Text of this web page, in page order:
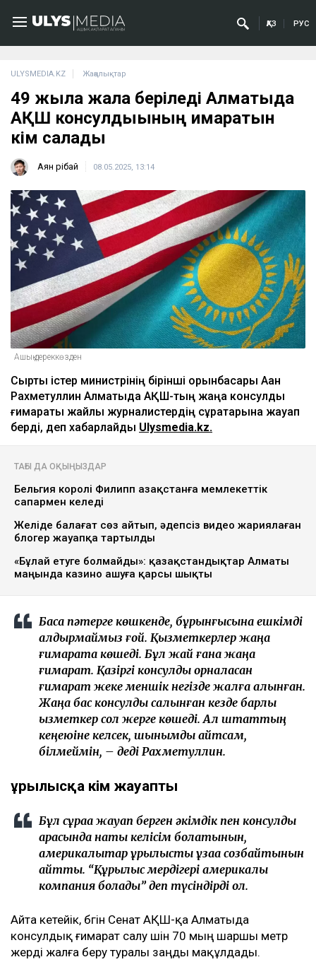
ҚАЗ РУС
ULYSMEDIA.KZ Жаңалықтар
49 жылға жалға беріледі Алматыда
АҚШ консулдығының ғимаратын
кім салады
Аян Өрібай 08.05.2025, 13:14
Ашық дереккөзден
Сыртқы істер министрінің бірінші орынбасары Ақан
Рахметуллин Алматыда АҚШ-тың жаңа консулдық
ғимараты жайлы журналистердің сұрақтарына жауап
берді, деп хабарлайды Ulysmedia.kz.
ТАҒЫ ДА ОҚЫҢЫЗДАР
Бельгия королі Филипп Қазақстанға мемлекеттік
сапармен келеді
Желіде балағат сөз айтып, әдепсіз видео жариялаған
блогер жауапқа тартылды
«Бұлай етуге болмайды»: қазақстандықтар Алматы
маңында казино ашуға қарсы шықты
Басқа пәтерге көшкенде, бұрынғысына ешкімді
қалдырмаймыз ғой. Қызметкерлер жаңа
ғимаратқа көшеді. Бұл жай ғана жаңа
ғимарат. Қазіргі консулдық орналасқан
ғимарат жеке меншік негізде жалға алынған.
Жаңа бас консулдық салынған кезде барлық
қызметкер сол жерге көшеді. Ал штаттың
кеңеюіне келсек, шынымды айтсам,
білмеймін, – деді Рахметуллин.
Құрылысқа кім жауапты
Бұл сұраққа жауап берген әкімдік пен консулдық
арасында нақты келісім болатынын,
америкалықтар құрылысты ұзаққа созбайтынын
айтты. “Құрылыс мердігері америкалық
компания болады” деп түсіндірді ол.
Айта кетейік, бүгін Сенат АҚШ-қа Алматыда
консулдық ғимарат салу үшін 70 мың шаршы метр
жерді жалға беру туралы заңды мақұлдады.